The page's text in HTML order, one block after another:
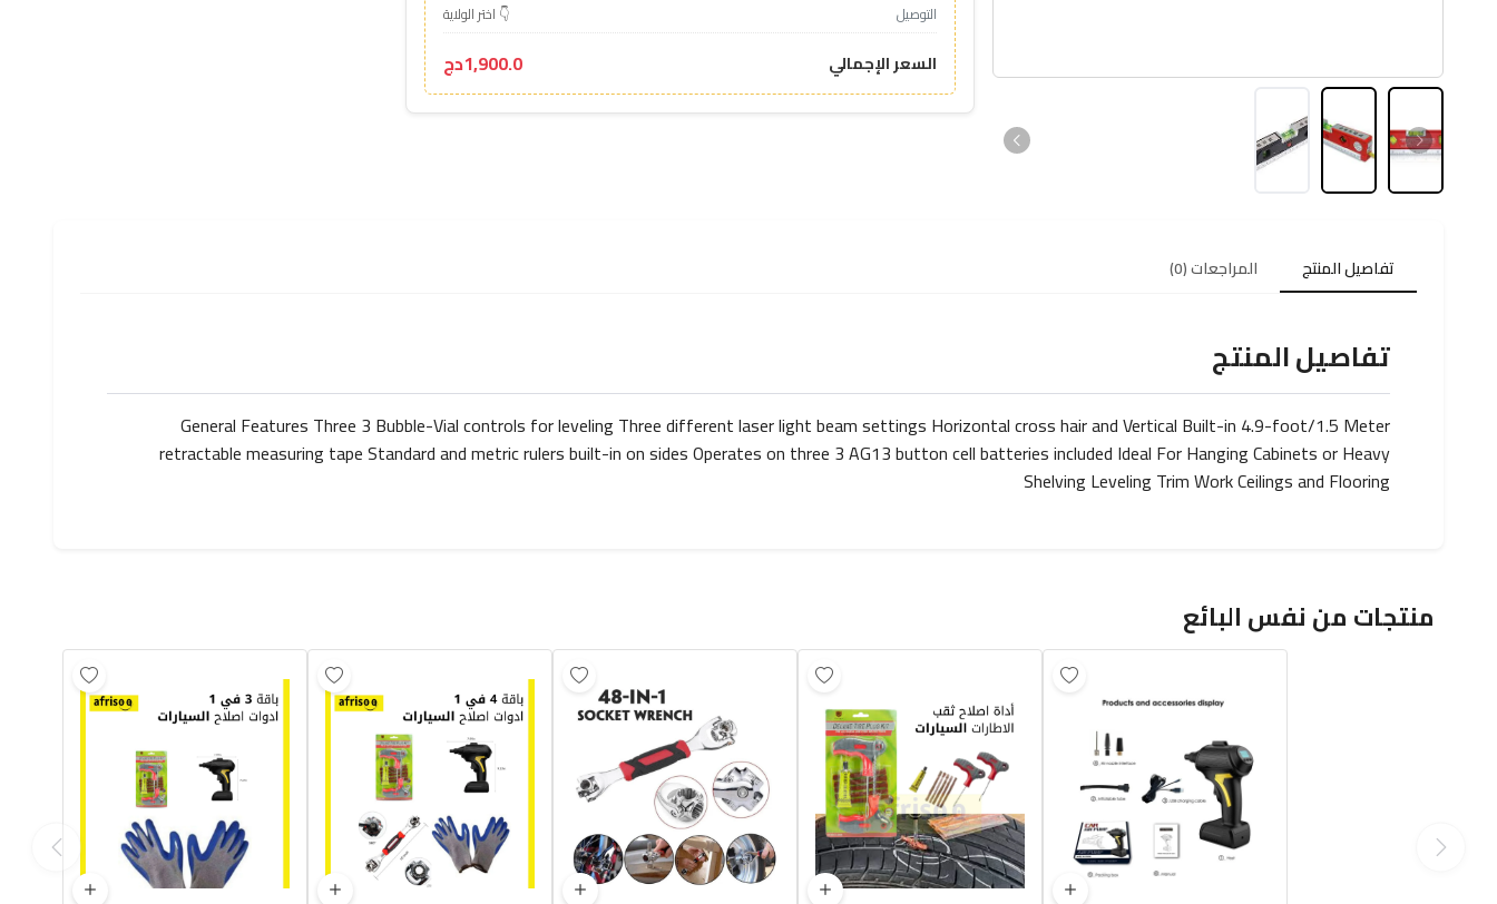
👇 اختر الولاية
التوصيل
1,900.0دج السعر الإجمالي
تفاصيل المنتج المراجعات (0)
تفاصيل المنتج
General Features Three 3 Bubble-Vial controls for leveling Three different laser light beam settings Horizontal cross hair and Vertical Built-in 4.9-foot/1.5 Meter
retractable measuring tape Standard and metric rulers built-in on sides Operates on three 3 AG13 button cell batteries included Ideal For Hanging Cabinets or Heavy
Shelving Leveling Trim Work Ceilings and Flooring
منتجات من نفس البائع